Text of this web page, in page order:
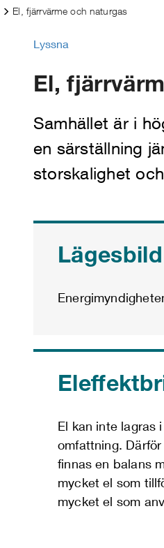
El, fjärrvärme och naturgas
Lyssna
El,
Samhället är i
en särställning
storskalighet
El kan inte lagras
omfattning.
finnas en balans
mycket el som
mycket el som